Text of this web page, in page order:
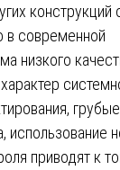
конструкций
в современной
низкого
грубые
использование
приводят к